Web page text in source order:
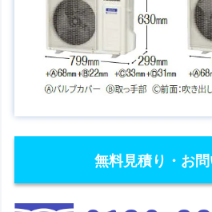
無料見積り・お